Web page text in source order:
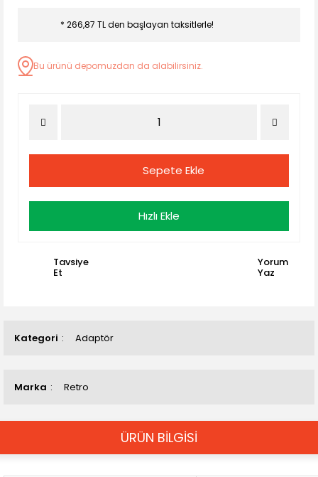
Kategori Adaptör
Marka Retro
* 266,87 TL den başlayan taksitlerle!
Bu ürünü depomuzdan da alabilirsiniz.
Sepete Ekle
Hızlı Ekle
Tavsiye
Et
Yorum
Yaz
ÜRÜN BİLGİSİ